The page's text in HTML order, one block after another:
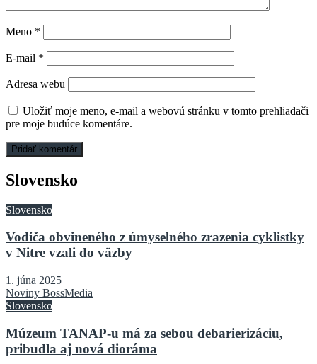
Meno *
E-mail *
Adresa webu
Uložiť moje meno, e-mail a webovú stránku v tomto prehliadači
pre moje budúce komentáre.
Slovensko
Slovensko
Vodiča obvineného z úmyselného zrazenia cyklistky
v Nitre vzali do väzby
1. júna 2025
Noviny BossMedia
Slovensko
Múzeum TANAP-u má za sebou debarierizáciu,
pribudla aj nová dioráma